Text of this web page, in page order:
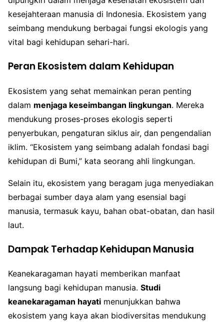
kesejahteraan manusia di Indonesia. Ekosistem yang
seimbang mendukung berbagai fungsi ekologis yang
vital bagi kehidupan sehari-hari.
Peran Ekosistem dalam Kehidupan
Ekosistem yang sehat memainkan peran penting
dalam menjaga keseimbangan lingkungan. Mereka
mendukung proses-proses ekologis seperti
penyerbukan, pengaturan siklus air, dan pengendalian
iklim. “Ekosistem yang seimbang adalah fondasi bagi
kehidupan di Bumi,” kata seorang ahli lingkungan.
Selain itu, ekosistem yang beragam juga menyediakan
berbagai sumber daya alam yang esensial bagi
manusia, termasuk kayu, bahan obat-obatan, dan hasil
laut.
Dampak Terhadap Kehidupan Manusia
Keanekaragaman hayati memberikan manfaat
langsung bagi kehidupan manusia. Studi
keanekaragaman hayati menunjukkan bahwa
ekosistem yang kaya akan biodiversitas mendukung